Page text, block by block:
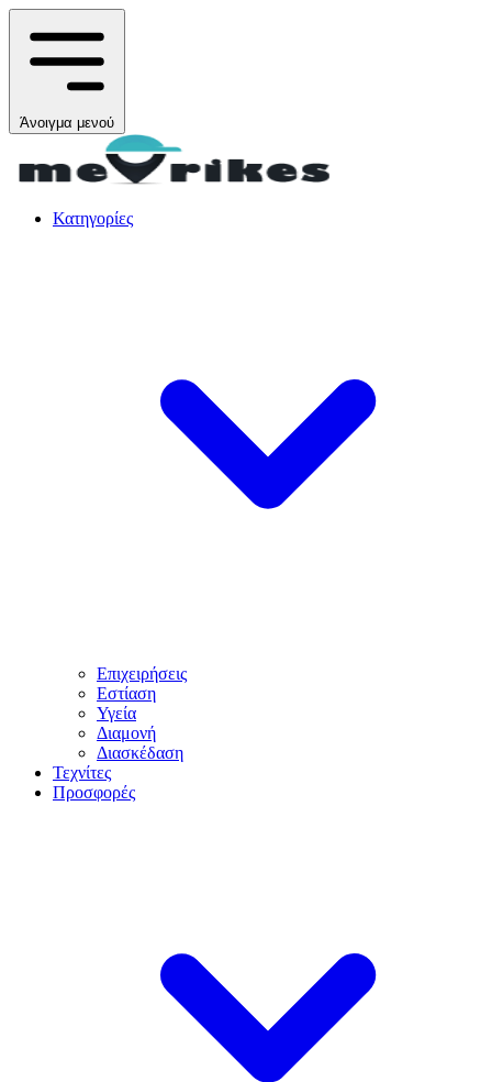
Άνοιγμα μενού
Κατηγορίες
Επιχειρήσεις
Εστίαση
Υγεία
Διαμονή
Διασκέδαση
Τεχνίτες
Προσφορές